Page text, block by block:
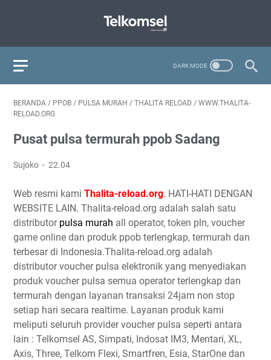
BERANDA / PPOB / PULSA MURAH / THALITA RELOAD / WWW.THALITA-
RELOAD.ORG
Pusat pulsa termurah ppob Sadang
Sujoko 22.04
Web resmi kami Thalita-reload.org. HATI-HATI DENGAN
WEBSITE LAIN. Thalita-reload.org adalah salah satu
distributor pulsa murah all operator, token pln, voucher
game online dan produk ppob terlengkap, termurah dan
terbesar di Indonesia.Thalita-reload.org adalah
distributor voucher pulsa elektronik yang menyediakan
produk voucher pulsa semua operator terlengkap dan
termurah dengan layanan transaksi 24jam non stop
setiap hari secara realtime. Layanan produk kami
meliputi seluruh provider voucher pulsa seperti antara
lain : Telkomsel AS, Simpati, Indosat IM3, Mentari, XL,
Axis, Three, Telkom Flexi, Smartfren, Esia, StarOne dan